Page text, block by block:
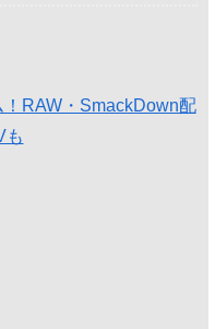
RAW・SmackDown配
も